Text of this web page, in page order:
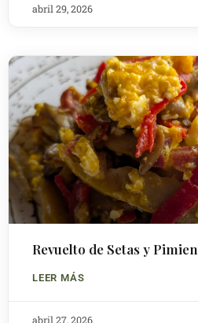
abril 29, 2026
Revuelto de Setas y
LEER MÁS
abril 27, 2026